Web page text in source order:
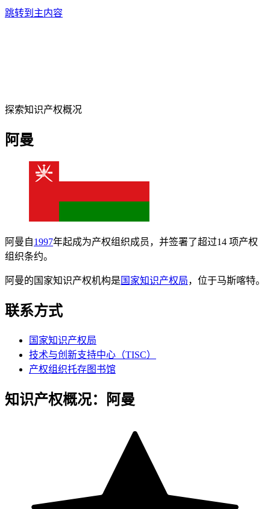
跳转到主内容
探索知识产权概况
阿曼
阿曼自1997年起成为产权组织成员，并签署了超过14 项产权
组织条约。
阿曼的国家知识产权机构是 国家知识产权局，位于马斯喀特。
联系方式
国家知识产权局
技术与创新支持中心（TISC）
产权组织托存图书馆
知识产权概况：阿曼